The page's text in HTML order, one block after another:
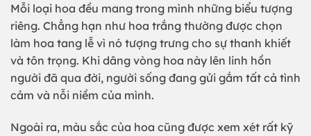
Mỗi loại hoa đều mang trong mình những biểu tượng
riêng. Chẳng hạn như hoa trắng thường được chọn
làm hoa tang lễ vì nó tượng trưng cho sự thanh khiết
và tôn trọng. Khi dâng vòng hoa này lên linh hồn
người đã qua đời, người sống đang gửi gắm tất cả tình
cảm và nỗi niềm của mình.
Ngoài ra, màu sắc của hoa cũng được xem xét rất kỹ